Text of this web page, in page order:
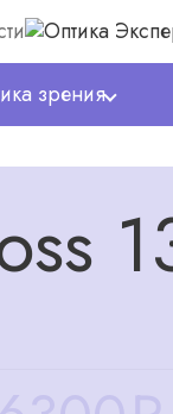
зрения